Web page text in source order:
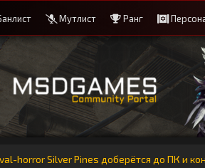
Мутлист Ранг
horror Silver Pines доберётся до ПК и